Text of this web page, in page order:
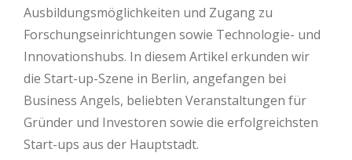
Ausbildungsmöglichkeiten und Zugang zu
Forschungseinrichtungen sowie Technologie- und
Innovationshubs. In diesem Artikel erkunden wir
die Start-up-Szene in Berlin, angefangen bei
Business Angels, beliebten Veranstaltungen für
Gründer und Investoren sowie die erfolgreichsten
Start-ups aus der Hauptstadt.